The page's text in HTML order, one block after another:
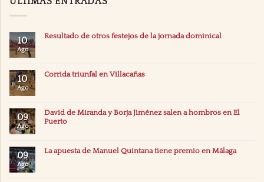
10
Ago
Resultado de otros festejos de la jornada dominical
10
Ago
Corrida triunfal en Villacañas
09
Ago
David de Miranda y Borja Jiménez salen a hombros en El
Puerto
09
Ago
La apuesta de Manuel Quintana tiene premio en Málaga